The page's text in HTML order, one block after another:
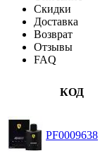
Скидки
Доставка
Возврат
Отзывы
FAQ
КОД
PF0009638